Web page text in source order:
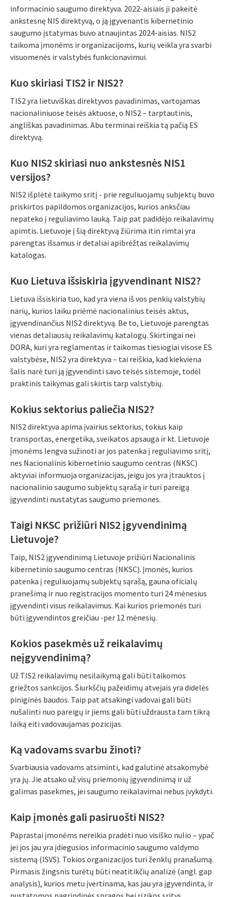
informacinio saugumo direktyva. 2022-aisiais ji pakeitė
ankstesnę NIS direktyvą, o ją įgyvenantis kibernetinio
saugumo įstatymas buvo atnaujintas 2024-aisias. NIS2
taikoma įmonėms ir organizacijoms, kurių veikla yra svarbi
visuomenės ir valstybės funkcionavimui.
Kuo skiriasi TIS2 ir NIS2?
TIS2 yra lietuviškas direktyvos pavadinimas, vartojamas
nacionaliniuose teisės aktuose, o NIS2 – tarptautinis,
angliškas pavadinimas. Abu terminai reiškia tą pačią ES
direktyvą.
Kuo NIS2 skiriasi nuo ankstesnės NIS1
versijos?
NIS2 išplėtė taikymo sritį - prie reguliuojamų subjektų buvo
priskirtos papildomos organizacijos, kurios anksčiau
nepateko į reguliavimo lauką. Taip pat padidėjo reikalavimų
apimtis. Lietuvoje į šią direktyvą žiūrima itin rimtai yra
parengtas išsamus ir detaliai apibrėžtas reikalavimų
katalogas.
Kuo Lietuva išsiskiria įgyvendinant NIS2?
Lietuva išsiskiria tuo, kad yra viena iš vos penkių valstybių
narių, kurios laiku priėmė nacionalinius teisės aktus,
įgyvendinančius NIS2 direktyvą. Be to, Lietuvoje parengtas
vienas detaliausių reikalavimų katalogų. Skirtingai nei
DORA, kuri yra reglamentas ir taikomas tiesiogiai visose ES
valstybėse, NIS2 yra direktyva – tai reiškia, kad kiekviena
šalis narė turi ją įgyvendinti savo teisės sistemoje, todėl
praktinis taikymas gali skirtis tarp valstybių.
Kokius sektorius paliečia NIS2?
NIS2 direktyva apima įvairius sektorius, tokius kaip
transportas, energetika, sveikatos apsauga ir kt. Lietuvoje
įmonėms lengva sužinoti ar jos patenka į reguliavimo sritį,
nes Nacionalinis kibernetinio saugumo centras (NKSC)
aktyviai informuoja organizacijas, jeigu jos yra įtrauktos į
nacionalinio saugumo subjektų sąrašą ir turi pareigą
įgyvendinti nustatytas saugumo priemones.
Taigi NKSC prižiūri NIS2 įgyvendinimą
Lietuvoje?
Taip, NIS2 įgyvendinimą Lietuvoje prižiūri Nacionalinis
kibernetinio saugumo centras (NKSC). Įmonės, kurios
patenka į reguliuojamų subjektų sąrašą, gauna oficialų
pranešimą ir nuo registracijos momento turi 24 mėnesius
įgyvendinti visus reikalavimus. Kai kurios priemonės turi
būti įgyvendintos greičiau -per 12 mėnesių.
Kokios pasekmės už reikalavimų
neįgyvendinimą?
Už TIS2 reikalavimų nesilaikymą gali būti taikomos
griežtos sankcijos. Šiurkščių pažeidimų atvejais yra didelės
piniginės baudos. Taip pat atsakingi vadovai gali būti
nušalinti nuo pareigų ir jiems gali būti uždrausta tam tikrą
laiką eiti vadovaujamas pozicijas.
Ką vadovams svarbu žinoti?
Svarbiausia vadovams atsiminti, kad galutinė atsakomybė
yra jų. Jie atsako už visų priemonių įgyvendinimą ir už
galimas pasekmes, jei saugumo reikalavimai nebus įvykdyti.
Kaip įmonės gali pasiruošti NIS2?
Paprastai įmonėms nereikia pradėti nuo visiško nulio – ypač
jei jos jau yra įdiegusios informacinio saugumo valdymo
sistemą (ISVS). Tokios organizacijos turi ženklų pranašumą.
Pirmasis žingsnis turėtų būti neatitikčių analizė (angl. gap
analysis), kurios metu įvertinama, kas jau yra įgyvendinta, ir